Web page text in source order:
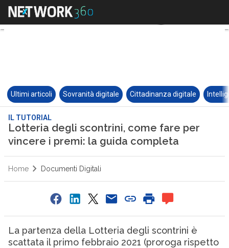
Ultimi articoli Sovranità digitale Cittadinanza digitale
IL TUTORIAL
Lotteria degli scontrini, come fare per
vincere i premi: la guida completa
Home Documenti Digitali
La partenza della Lotteria degli scontrini è
scattata il primo febbraio 2021 (proroga rispetto